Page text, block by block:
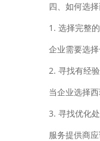
四、如何选
1. 选择完整
企业需要选
2. 寻找有经
当企业选择
3. 寻找优化
服务提供商